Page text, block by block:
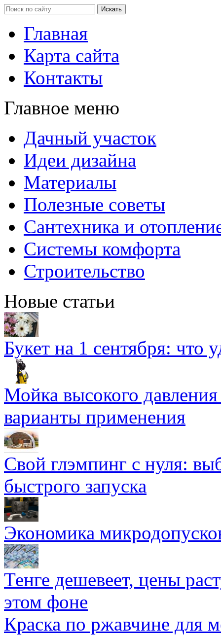
Главная
Карта сайта
Контакты
Главное меню
Дачный участок
Идеи дизайна
Материалы
Полезные советы
Сантехника и
Системы комфорта
Строительство
Новые статьи
Букет на 1 сентября: что
Мойка высокого
варианты применения
Свой глэмпинг с нуля:
быстрого запуска
Экономика
Тенге дешевеет, цены
этом фоне
Краска по ржавчине для